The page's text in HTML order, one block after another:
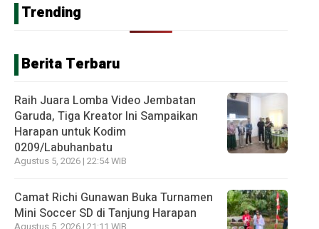
Trending
Berita Terbaru
Raih Juara Lomba Video Jembatan
Garuda, Tiga Kreator Ini Sampaikan
Harapan untuk Kodim
0209/Labuhanbatu
Agustus 5, 2026 | 22:54 WIB
Camat Richi Gunawan Buka Turnamen
Mini Soccer SD di Tanjung Harapan